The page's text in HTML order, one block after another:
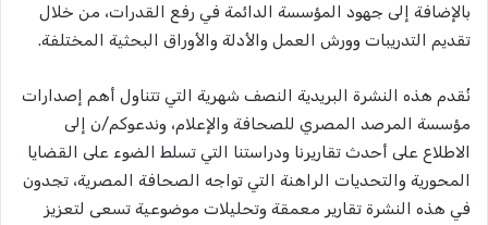
بالإضافة إلى جهود المؤسسة الدائمة في رفع القدرات، من خلال
تقديم التدريبات وورش العمل والأدلة والأوراق البحثية المختلفة.
نُقدم هذه النشرة البريدية النصف شهرية التي تتناول أهم إصدارات
مؤسسة المرصد المصري للصحافة والإعلام، وندعوكم/ن إلى
الاطلاع على أحدث تقاريرنا ودراستنا التي تسلط الضوء على القضايا
المحورية والتحديات الراهنة التي تواجه الصحافة المصرية، تجدون
في هذه النشرة تقارير معمقة وتحليلات موضوعية تسعى لتعزيز